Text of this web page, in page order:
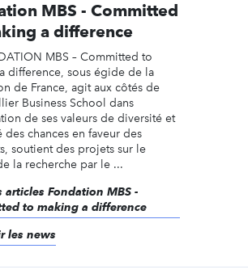
MBS - Committed
a difference
MBS – Committed to
difference, sous égide de la
de France, agit aux côtés de
Business School dans
de ses valeurs de diversité et
des chances en faveur des
soutient des projets sur le
la recherche par le ...
articles Fondation MBS -
to making a difference
les news